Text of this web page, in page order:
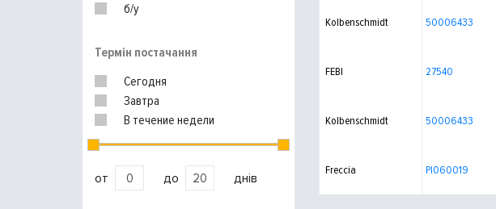
б/у
Термін постачання
Сегодня
Завтра
В течение недели
от до днів
Kolbenschmidt 50006433
FEBI 27540
Kolbenschmidt 50006433
Freccia PI060019